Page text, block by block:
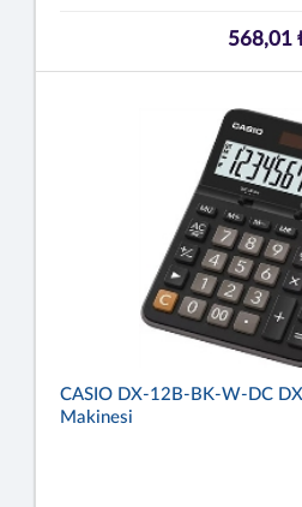
568,01
CASIO DX-12B-BK-W-DC
Makinesi